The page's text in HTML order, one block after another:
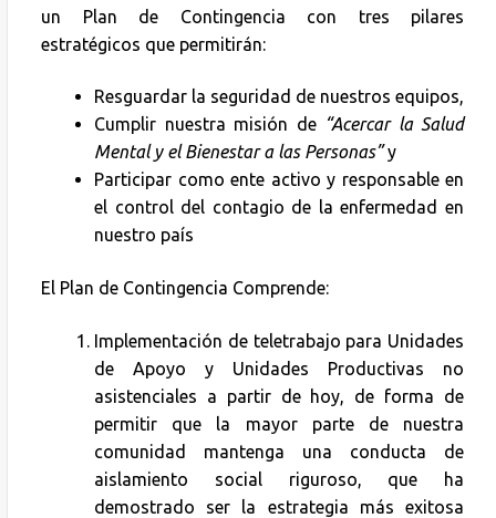
un Plan de Contingencia con tres pilares
estratégicos que permitirán:
Resguardar la seguridad de nuestros equipos,
Cumplir nuestra misión de “Acercar la Salud
Mental y el Bienestar a las Personas”y
Participar como ente activo y responsable en
el control del contagio de la enfermedad en
nuestro país
El Plan de Contingencia Comprende:
Implementación de teletrabajo para Unidades
de Apoyo y Unidades Productivas no
asistenciales a partir de hoy, de forma de
permitir que la mayor parte de nuestra
comunidad mantenga una conducta de
aislamiento social riguroso, que ha
demostrado ser la estrategia más exitosa